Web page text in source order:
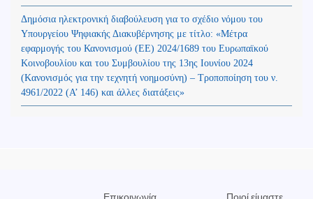
Δημόσια ηλεκτρονική διαβούλευση για το σχέδιο νόμου του
Υπουργείου Ψηφιακής Διακυβέρνησης με τίτλο: «Μέτρα
εφαρμογής του Κανονισμού (ΕΕ) 2024/1689 του Ευρωπαϊκού
Κοινοβουλίου και του Συμβουλίου της 13ης Ιουνίου 2024
(Kανονισμός για την τεχνητή νοημοσύνη) – Τροποποίηση του ν.
4961/2022 (Α’ 146) και άλλες διατάξεις»
Επικοινωνία Ποιοί είμαστε